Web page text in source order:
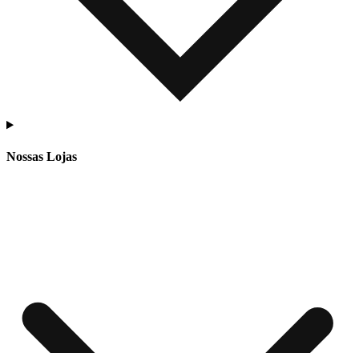
Nossas Lojas